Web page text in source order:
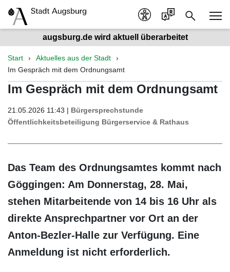
augsburg.de wird aktuell überarbeitet
Start
Aktuelles aus der Stadt
Im Gespräch mit dem Ordnungsamt
Im Gespräch mit dem Ordnungsamt
21.05.2026 11:43 | Bürgersprechstunde
Öffentlichkeitsbeteiligung Bürgerservice & Rathaus
Das Team des Ordnungsamtes kommt nach
Göggingen: Am Donnerstag, 28. Mai,
stehen Mitarbeitende von 14 bis 16 Uhr als
direkte Ansprechpartner vor Ort an der
Anton-Bezler-Halle zur Verfügung. Eine
Anmeldung ist nicht erforderlich.